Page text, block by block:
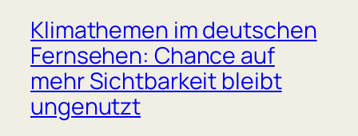
Klimathemen im deutschen
Fernsehen: Chance auf
mehr Sichtbarkeit bleibt
ungenutzt